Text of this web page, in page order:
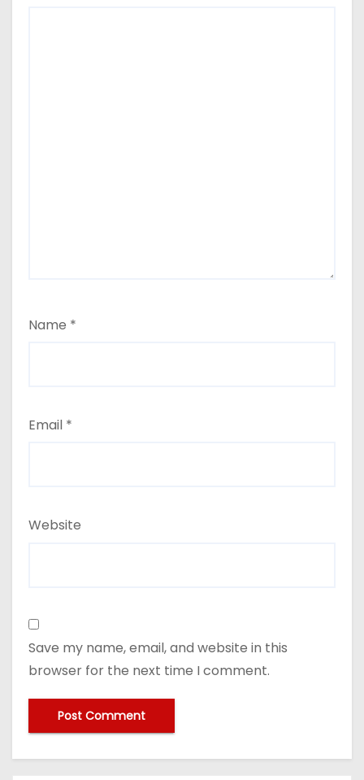
Name *
Email *
Website
Save my name, email, and website in this
browser for the next time I comment.